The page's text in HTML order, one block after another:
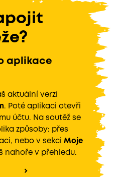
aplikace
aktuální verzi
. Poté aplikaci otevři
účtu. Na soutěž se
způsoby: přes
nebo v sekci Moje
nahoře v přehledu.